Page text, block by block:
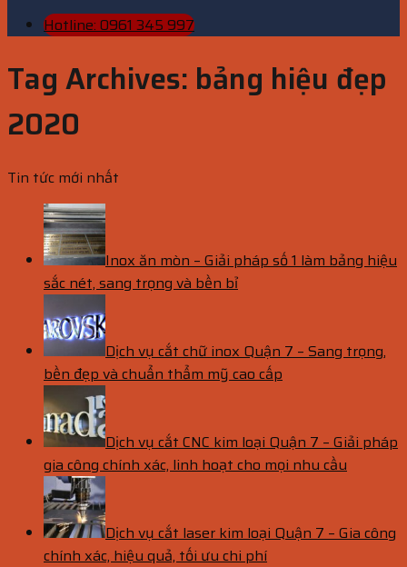
Hotline: 0961 345 997
Tag Archives: bảng hiệu đẹp
2020
Tin tức mới nhất
Inox ăn mòn – Giải pháp số 1 làm bảng hiệu
sắc nét, sang trọng và bền bỉ
Dịch vụ cắt chữ inox Quận 7 – Sang trọng,
bền đẹp và chuẩn thẩm mỹ cao cấp
Dịch vụ cắt CNC kim loại Quận 7 – Giải pháp
gia công chính xác, linh hoạt cho mọi nhu cầu
Dịch vụ cắt laser kim loại Quận 7 – Gia công
chính xác, hiệu quả, tối ưu chi phí